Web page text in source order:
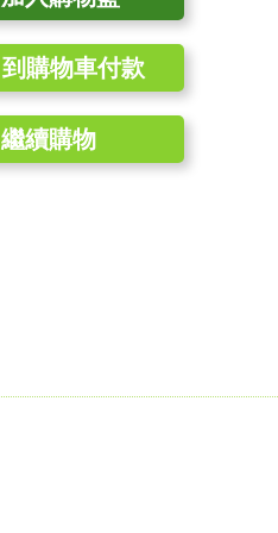
到購物車付款
繼續購物